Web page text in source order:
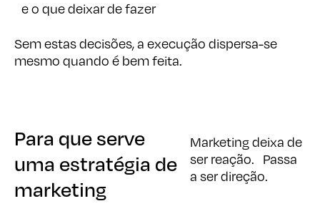
e o que deixar de fazer
Sem estas decisões, a execução dispersa-se
mesmo quando é bem feita.
Para que serve
Para que serve
uma estratégia de
uma estratégia de
marketing
marketing
Marketing deixa de
ser reação. Passa
a ser direção.